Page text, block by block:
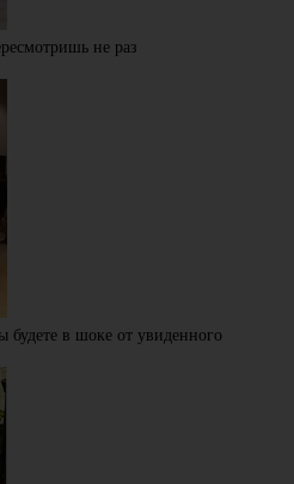
не раз
будете в шоке от увиденного